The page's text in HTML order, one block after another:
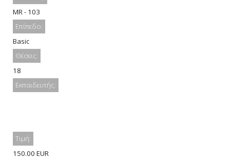
MR - 103
Επίπεδο:
Basic
Θέσεις:
18
Εκπαιδευτής:
Τιμή:
150.00 EUR